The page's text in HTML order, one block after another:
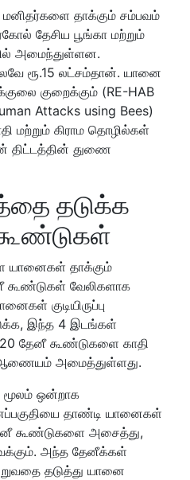
தாக்கும் சம்பவம்
தேசிய பூங்கா மற்றும்
அமைந்துள்ளன.
ரூ.15 லட்சம்தான். யானை
குறைக்கும் (RE-HAB
Attacks using Bees)
மற்றும் கிராம தொழில்கள்
திட்டத்தின் துணை
தடுக்க
யானைகள் தாக்கும்
வேலிகளாக
குடியிருப்பு
இந்த 4 இடங்கள்
தேனீ கூண்டுகளை காதி
ஆணையம் அமைத்துள்ளது.
மூலம் ஒன்றாக
தாண்டி யானைகள்
கூண்டுகளை அசைத்து,
அந்த தேனீக்கள்
தடுத்து யானை